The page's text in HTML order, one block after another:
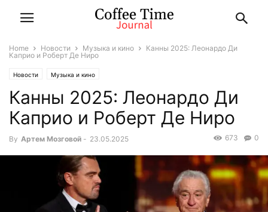
Home Новости Музыка и кино
Канны 2025: Леонардо Ди
Каприо и Роберт Де Ниро
Новости Музыка и кино
Канны 2025: Леонардо Ди
Каприо и Роберт Де Ниро
By Артем Мозговой - 23.05.2025 0
673